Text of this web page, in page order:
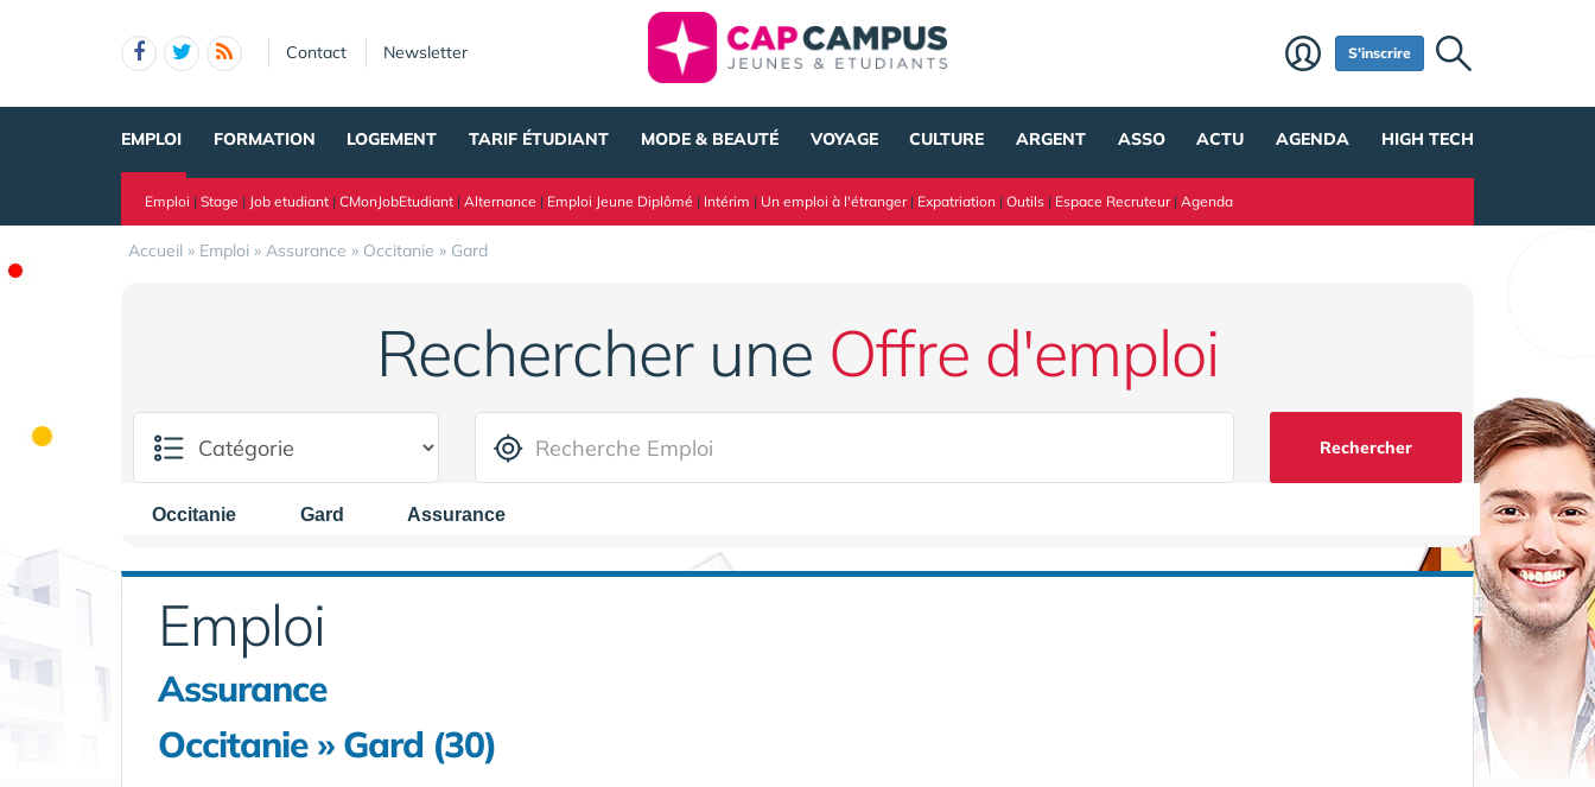
Contact Newsletter S'inscrire
EMPLOI FORMATION LOGEMENT TARIF ÉTUDIANT MODE & BEAUTÉ VOYAGE CULTURE ARGENT ASSO ACTU AGENDA HIGH TECH
Emploi | Stage | Job etudiant | CMonJobEtudiant | Alternance | Emploi Jeune Diplômé | Intérim | Un emploi à l'étranger| Expatriation | Outils | Espace Recruteur| Agenda
Accueil » Emploi » Assurance » Occitanie » Gard
Rechercher une Offre d'emploi
Rechercher
Occitanie Gard Assurance
Emploi
Assurance
Occitanie » Gard (30)